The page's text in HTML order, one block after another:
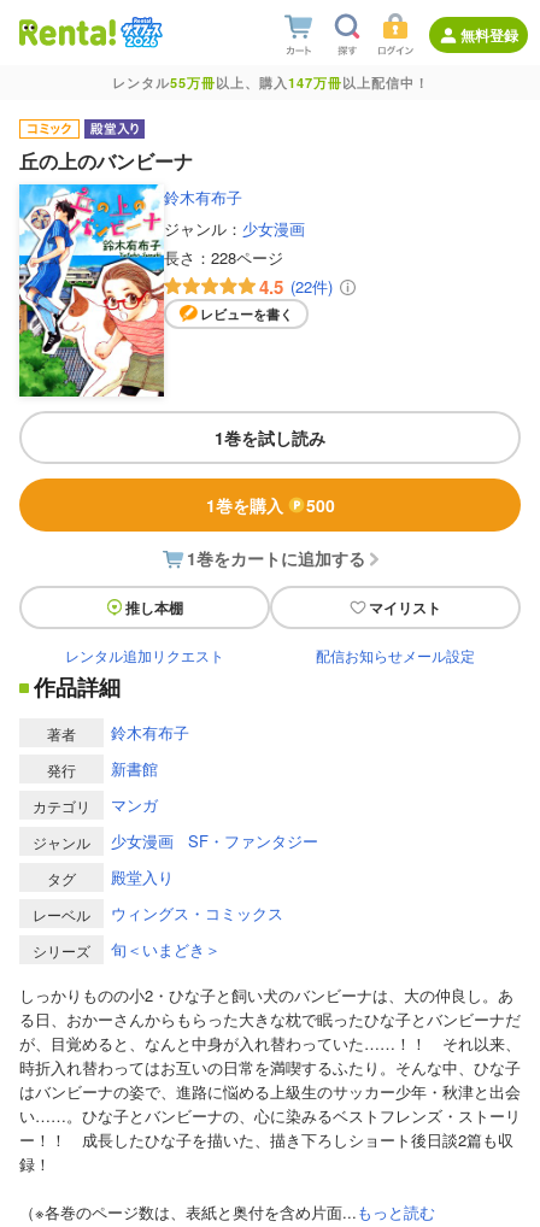
無料登録
レンタル55万冊以上、購入147万冊以上配信中！
丘の上のバンビーナ
鈴木有布子
ジャンル： 少女漫画
長さ： 228ページ
4.5 (22件)
レビューを書く
1巻を試し読み
1巻を購入 500
1巻をカートに追加する
推し本棚 マイリスト
レンタル追加リクエスト 配信お知らせメール設定
作品詳細
著者 鈴木有布子
発行 新書館
カテゴリ マンガ
ジャンル 少女漫画 SF・ファンタジー
タグ 殿堂入り
レーベル ウィングス・コミックス
シリーズ
旬＜いまどき＞
しっかりものの小2・ひな子と飼い犬のバンビーナは、大の仲良し。あ
る日、おかーさんからもらった大きな枕で眠ったひな子とバンビーナだ
が、目覚めると、なんと中身が入れ替わっていた……！！ それ以来、
時折入れ替わってはお互いの日常を満喫するふたり。そんな中、ひな子
はバンビーナの姿で、進路に悩める上級生のサッカー少年・秋津と出会
い……。ひな子とバンビーナの、心に染みるベストフレンズ・ストーリ
ー！！ 成長したひな子を描いた、描き下ろしショート後日談2篇も収
録！
（※各巻のページ数は、表紙と奥付を含め片面...もっと読む